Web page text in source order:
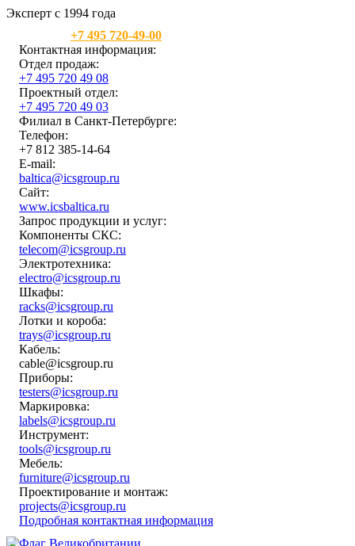
Эксперт с 1994 года
+7 495 720-49-00
Контактная информация:
Отдел продаж:
+7 495 720 49 08
Проектный отдел:
+7 495 720 49 03
Филиал в Санкт-Петербурге:
Телефон:
+7 812 385-14-64
E-mail:
baltica@icsgroup.ru
Сайт:
www.icsbaltica.ru
Запрос продукции и услуг:
Компоненты СКС:
telecom@icsgroup.ru
Электротехника:
electro@icsgroup.ru
Шкафы:
racks@icsgroup.ru
Лотки и короба:
trays@icsgroup.ru
Кабель:
cable@icsgroup.ru
Приборы:
testers@icsgroup.ru
Маркировка:
labels@icsgroup.ru
Инструмент:
tools@icsgroup.ru
Мебель:
furniture@icsgroup.ru
Проектирование и монтаж:
projects@icsgroup.ru
Подробная контактная информация